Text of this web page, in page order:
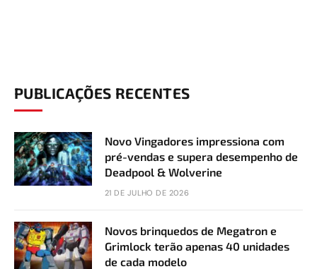
PUBLICAÇÕES RECENTES
Novo Vingadores impressiona com
pré-vendas e supera desempenho de
Deadpool & Wolverine
21 DE JULHO DE 2026
Novos brinquedos de Megatron e
Grimlock terão apenas 40 unidades
de cada modelo